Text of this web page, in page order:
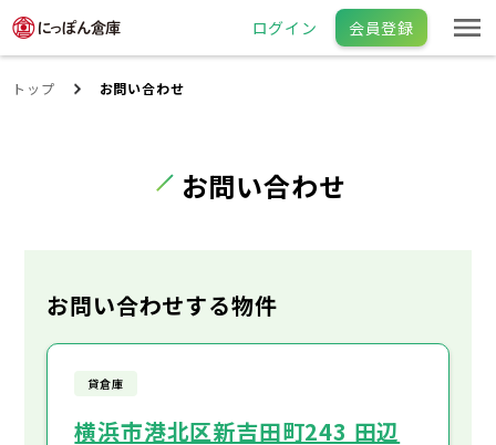
ログイン 会員登録
トップ お問い合わせ
お問い合わせ
お問い合わせする物件
貸倉庫
横浜市港北区新吉田町243 田辺